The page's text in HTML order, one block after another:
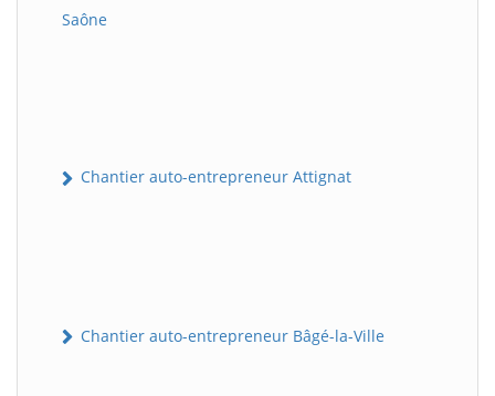
Saône
Chantier auto-entrepreneur Attignat
Chantier auto-entrepreneur Bâgé-la-Ville